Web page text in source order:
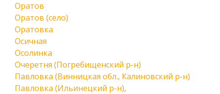
Оратов
Оратов (село)
Оратовка
Осичная
Осолинка
Очеретня (Погребищенский р-н)
Павловка (Винницкая обл., Калиновский р-н)
Павловка (Ильинецкий р-н),